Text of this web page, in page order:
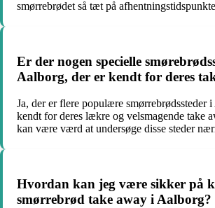
smørrebrødet så tæt på
Er der nogen specielle
Aalborg, der er kendt for deres
Ja, der er flere populære smørrebrødssteder
kendt for deres lækre og velsmagende take
kan være værd at undersøge disse steder
Hvordan kan jeg være sikker på
smørrebrød take away i Aalborg?